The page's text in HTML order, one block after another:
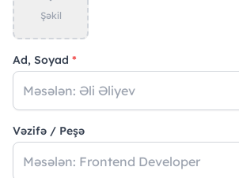
Şəkil
Ad, Soyad *
Vəzifə / Peşə